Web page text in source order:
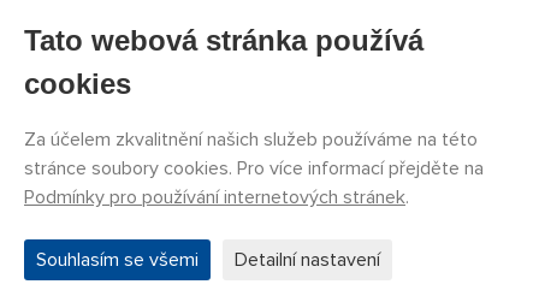
63 Kč
SKLADEM NAD 5 KS
Úterý 11.08. může být u Vás
Tato webová stránka používá
cookies
Za účelem zkvalitnění našich služeb používáme na této
stránce soubory cookies. Pro více informací přejděte na
Podmínky pro používání internetových stránek.
Souhlasím se všemi Detailní nastavení